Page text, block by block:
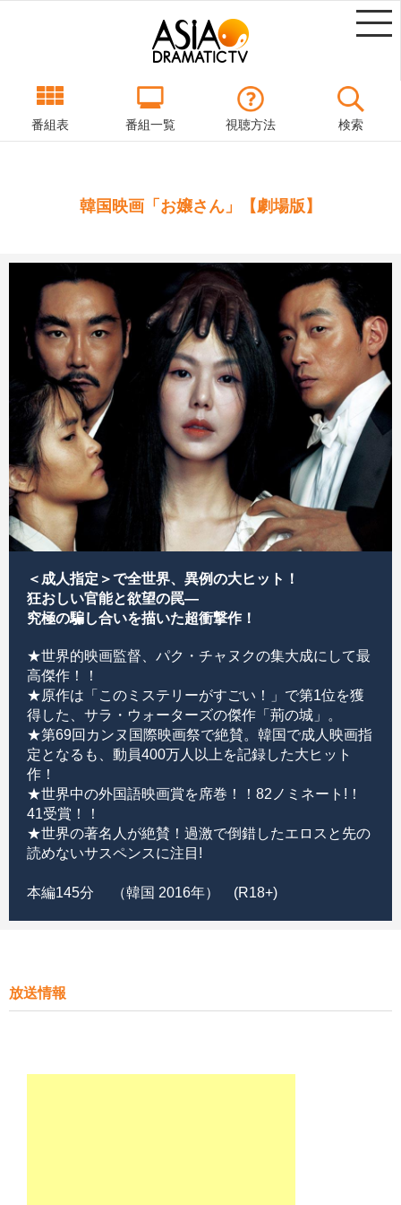
番組表 番組一覧 視聴方法 検索
韓国映画「お嬢さん」【劇場版】
＜成人指定＞で全世界、異例の大ヒット！
狂おしい官能と欲望の罠―
究極の騙し合いを描いた超衝撃作！
★世界的映画監督、パク・チャヌクの集大成にして最
高傑作！！
★原作は「このミステリーがすごい！」で第1位を獲
得した、サラ・ウォーターズの傑作「荊の城」。
★第69回カンヌ国際映画祭で絶賛。韓国で成人映画指
定となるも、動員400万人以上を記録した大ヒット
作！
★世界中の外国語映画賞を席巻！！82ノミネート!！
41受賞！！
★世界の著名人が絶賛！過激で倒錯したエロスと先の
読めないサスペンスに注目!
本編145分 （韓国 2016年） (R18+)
放送情報